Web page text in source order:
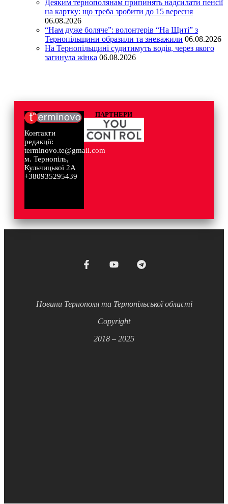
Деяким тернополянам припинять надсилати пенсії
на картку: що треба зробити до 15 вересня
06.08.2026
“Нам дуже боляче”: волонтерів “На Щиті” з
Тернопільщини образили та зневажили 06.08.2026
На Тернопільщині судитимуть водія, через якого
загинула жінка 06.08.2026
Контакти
редакції:
terminovo.te@gmail.com
м. Тернопіль,
Кульчицької 2А
+380935295439
ПАРТНЕРИ
Новини Тернополя та Тернопільської області
Copyright
2018 – 2025